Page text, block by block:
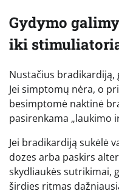
Gydymo
iki
Nustačius bradikardiją,
Jei simptomų nėra, o
besimptomė naktinė
pasirenkama „laukimo
Jei bradikardiją sukėlė
dozes arba paskirs
skydliaukės sutrikimai,
širdies ritmas